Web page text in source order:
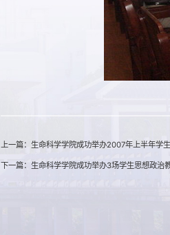
上一篇：生命科学学院成功举办2007年上半年学
下一篇：生命科学学院成功举办3场学生思想政治